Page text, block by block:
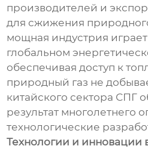
производителей и
для сжижения
мощная индустрия
глобальном
обеспечивая доступ к
природный газ не
китайского сектора СПГ
результат многолетнего
технологические
Технологии и инновации